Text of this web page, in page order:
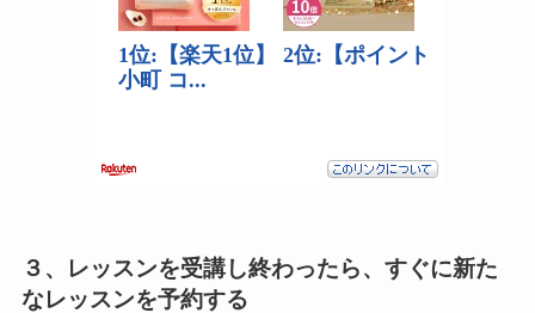
３、レッスンを受講し終わったら、すぐに新た
なレッスンを予約する